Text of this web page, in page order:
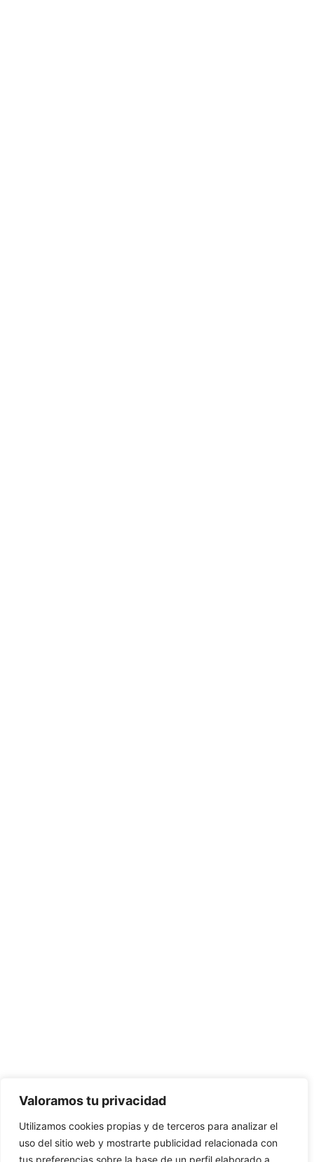
Valoramos tu privacidad
Utilizamos cookies propias y de terceros para analizar el
uso del sitio web y mostrarte publicidad relacionada con
tus preferencias sobre la base de un perfil elaborado a